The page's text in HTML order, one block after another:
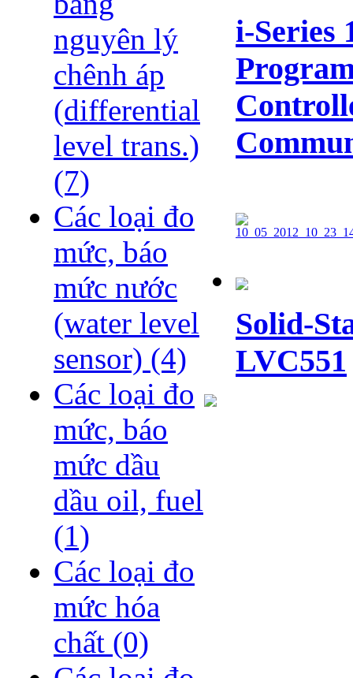
nguyên lý
chênh áp
(differential
level trans.)
(7)
Các loại đo
mức, báo
mức nước
(water level
sensor) (4)
Các loại đo
mức, báo
mức dầu
dầu oil, fuel
(1)
Các loại đo
mức hóa
chất (0)
i-Series
Solid-
LVC551